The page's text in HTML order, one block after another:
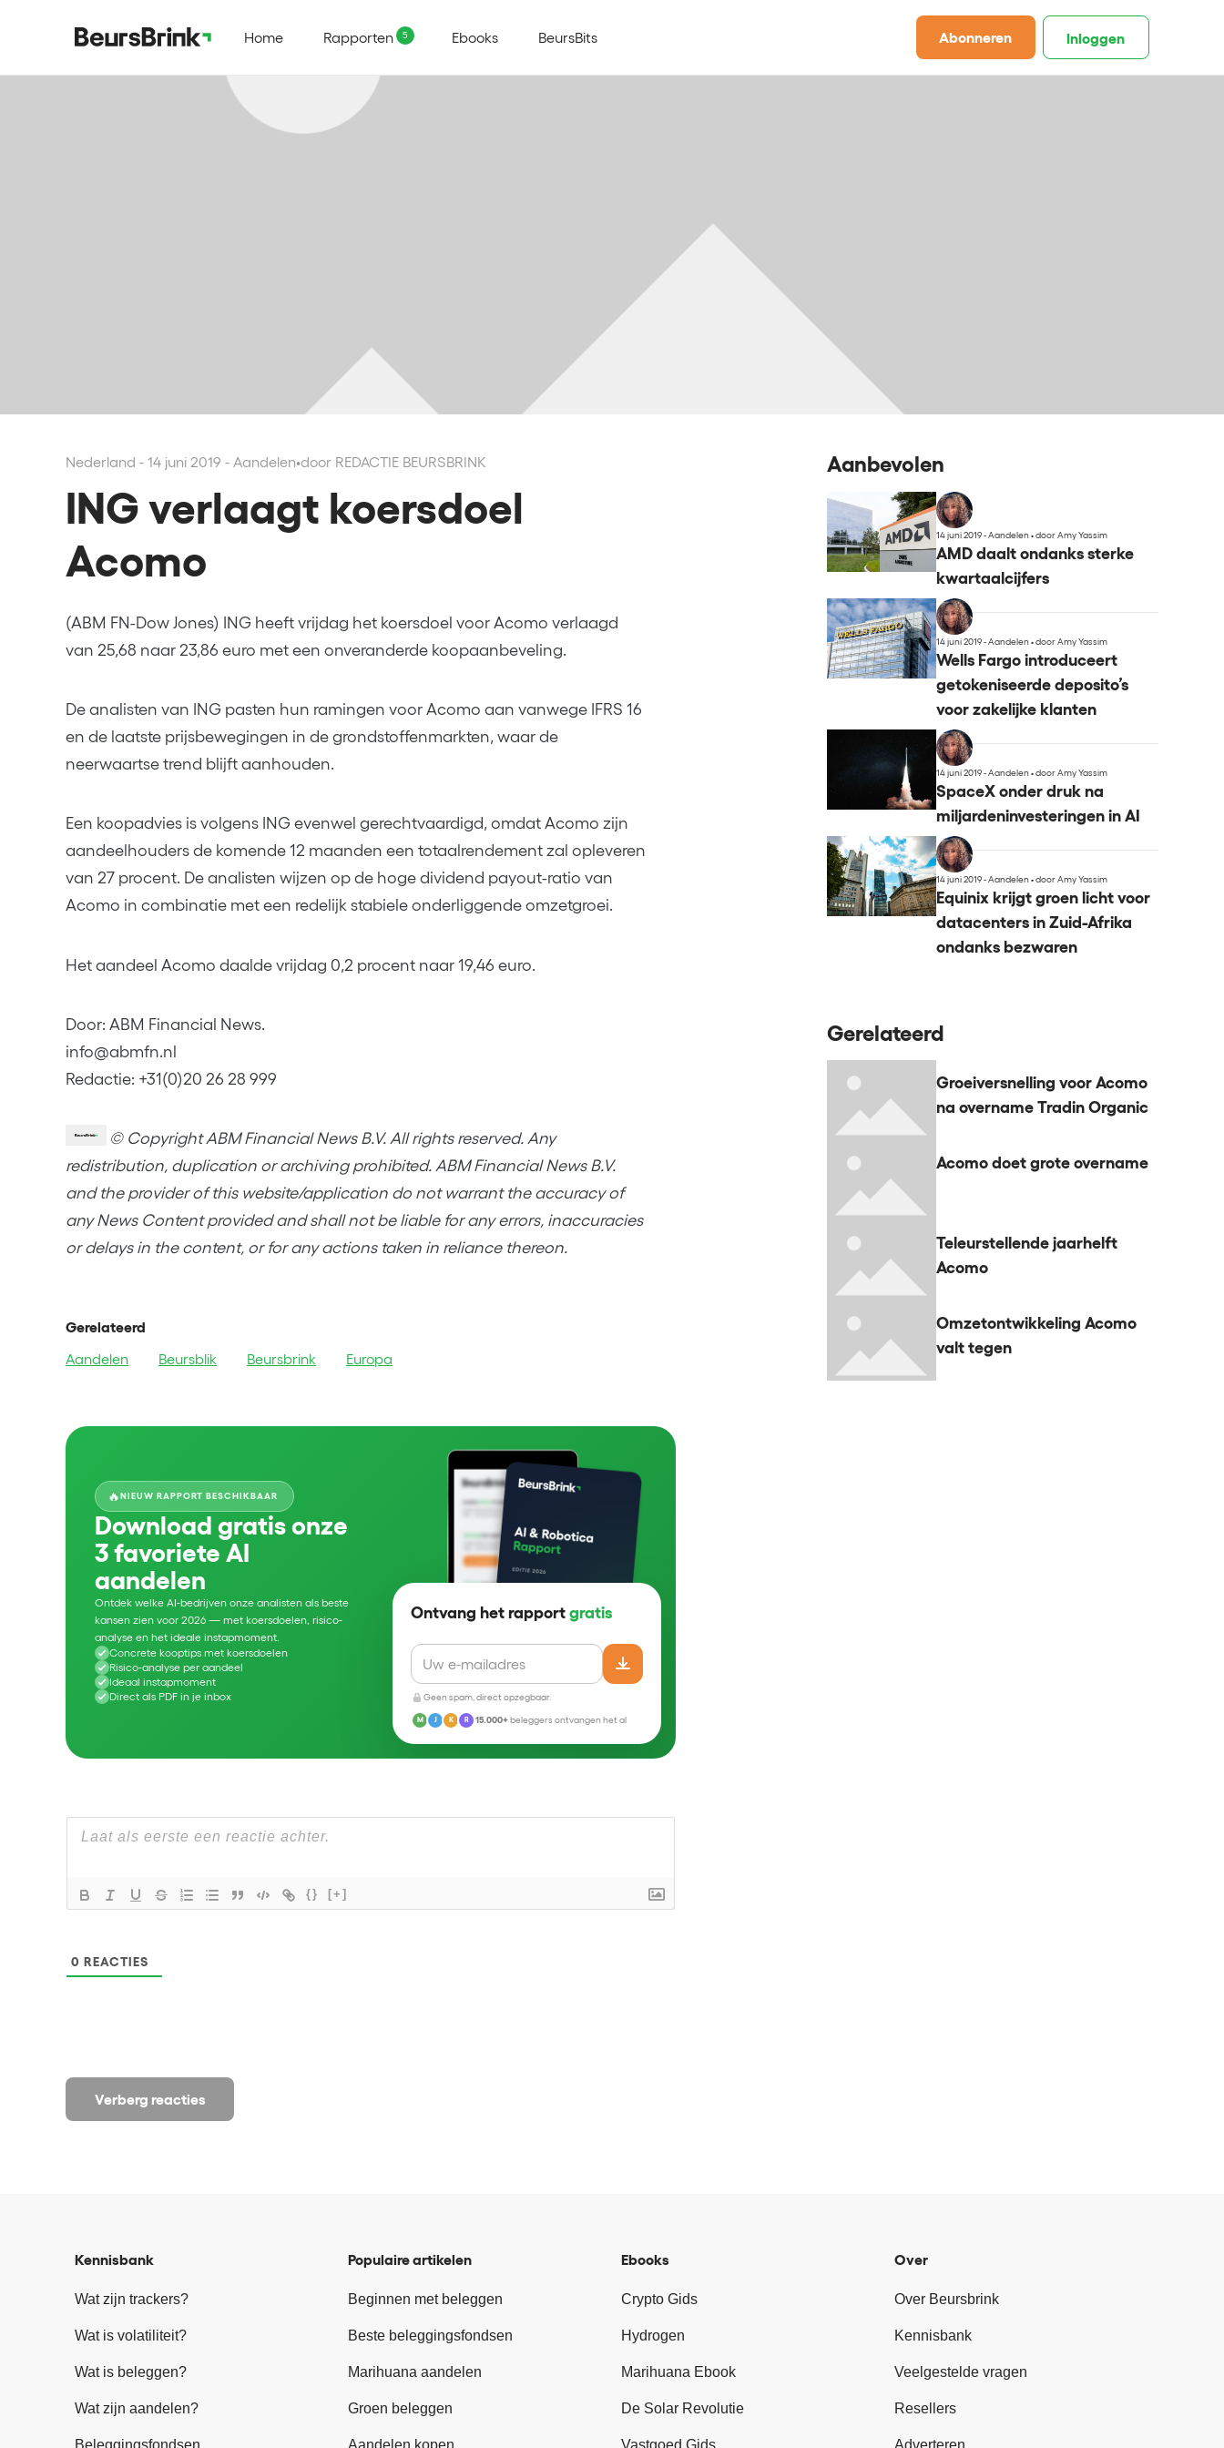
Home Rapporten Ebooks BeursBits Abonneren Inloggen
Nederland - 14 juni 2019 - Aandelen•door REDACTIE BEURSBRINK
ING verlaagt koersdoel
Acomo
(ABM FN-Dow Jones) ING heeft vrijdag het koersdoel voor Acomo verlaagd
van 25,68 naar 23,86 euro met een onveranderde koopaanbeveling.
De analisten van ING pasten hun ramingen voor Acomo aan vanwege IFRS 16
en de laatste prijsbewegingen in de grondstoffenmarkten, waar de
neerwaartse trend blijft aanhouden.
Een koopadvies is volgens ING evenwel gerechtvaardigd, omdat Acomo zijn
aandeelhouders de komende 12 maanden een totaalrendement zal opleveren
van 27 procent. De analisten wijzen op de hoge dividend payout-ratio van
Acomo in combinatie met een redelijk stabiele onderliggende omzetgroei.
Het aandeel Acomo daalde vrijdag 0,2 procent naar 19,46 euro.
Door: ABM Financial News.
info@abmfn.nl
Redactie: +31(0)20 26 28 999
© Copyright ABM Financial News B.V. All rights reserved. Any
redistribution, duplication or archiving prohibited. ABM Financial News B.V.
and the provider of this website/application do not warrant the accuracy of
any News Content provided and shall not be liable for any errors, inaccuracies
or delays in the content, or for any actions taken in reliance thereon.
Gerelateerd
Aandelen
Beursblik Beursbrink Europa
🔥NIEUW RAPPORT BESCHIKBAAR
Download gratis onze
3 favoriete AI
aandelen
Ontdek welke AI-bedrijven onze analisten als beste
kansen zien voor 2026 — met koersdoelen, risico-
analyse en het ideale instapmoment.
Concrete kooptips met koersdoelen
Risico-analyse per aandeel
Ideaal instapmoment
Direct als PDF in je inbox
Ontvang het rapport gratis
Geen spam, direct opzegbaar.
M J K R 15.000+beleggers ontvangen het al
Verberg reacties
{} [+]
0 REACTIES
Aanbevolen
14 juni 2019 - Aandelen•door Amy Yassim
AMD daalt ondanks sterke
kwartaalcijfers
14 juni 2019 - Aandelen•door Amy Yassim
Wells Fargo introduceert
getokeniseerde deposito’s
voor zakelijke klanten
14 juni 2019 - Aandelen•door Amy Yassim
SpaceX onder druk na
miljardeninvesteringen in AI
14 juni 2019 - Aandelen•door Amy Yassim
Equinix krijgt groen licht voor
datacenters in Zuid-Afrika
ondanks bezwaren
Gerelateerd
Groeiversnelling voor Acomo
na overname Tradin Organic
Acomo doet grote overname
Teleurstellende jaarhelft
Acomo
Omzetontwikkeling Acomo
valt tegen
Kennisbank
Wat zijn trackers?
Wat is volatiliteit?
Wat is beleggen?
Wat zijn aandelen?
Beleggingsfondsen
Populaire artikelen
Beginnen met beleggen
Beste beleggingsfondsen
Marihuana aandelen
Groen beleggen
Aandelen kopen
Ebooks
Crypto Gids
Hydrogen
Marihuana Ebook
De Solar Revolutie
Vastgoed Gids
Over
Over Beursbrink
Kennisbank
Veelgestelde vragen
Resellers
Adverteren